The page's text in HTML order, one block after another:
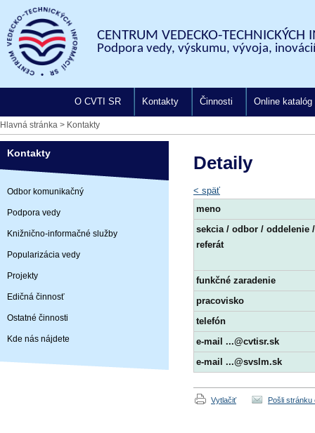
CENTRUM VEDECKO-TECHNICKÝCH
Podpora vedy, výskumu, vývoja,
O CVTI SR Kontakty Činnosti Online katalóg
Hlavná stránka > Kontakty
Kontakty
Odbor komunikačný
Podpora vedy
Knižnično-informačné služby
Popularizácia vedy
Projekty
Edičná činnosť
Ostatné činnosti
Kde nás nájdete
Detaily
< späť
meno
sekcia / odbor / oddelenie /
referát
funkčné zaradenie
pracovisko
telefón
e-mail ...@cvtisr.sk
e-mail ...@svslm.sk
Vytlačiť Pošli stránku